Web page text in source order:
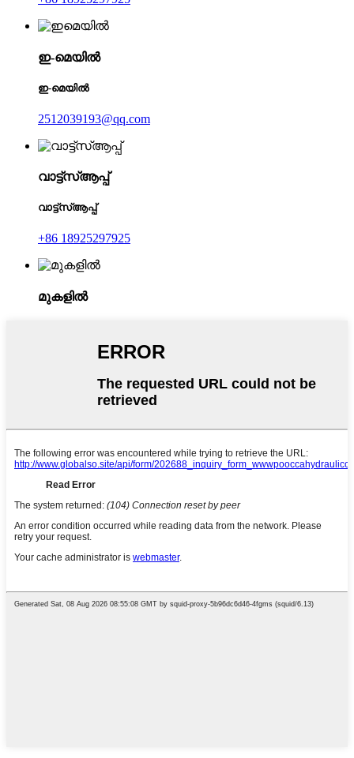
ഇ-മെയിൽ
ഇ-മെയിൽ
2512039193@qq.com
വാട്ട്‌സ്ആപ്പ്
വാട്ട്‌സ്ആപ്പ്
+86 18925297925
മുകളിൽ